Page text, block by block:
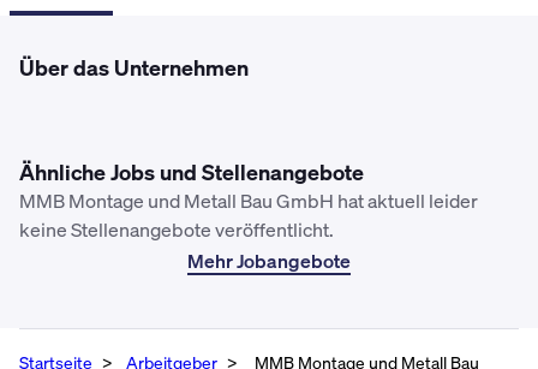
Über das Unternehmen
Ähnliche Jobs und Stellenangebote
MMB Montage und Metall Bau GmbH hat aktuell leider
keine Stellenangebote veröffentlicht.
Mehr Jobangebote
Startseite Arbeitgeber MMB Montage und Metall Bau